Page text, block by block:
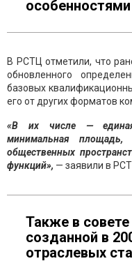
В РСТЦ отметили, что
обновленного
базовых
его от других форматов
«В их числе — единая
минимальная площадь,
общественных
функций», — заявили в
Также в
созданной в
отраслевых